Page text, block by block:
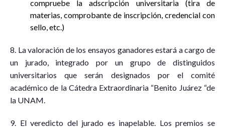
compruebe la adscripción universitaria (tira de
materias, comprobante de inscripción, credencial con
sello, etc.)
8. La valoración de los ensayos ganadores estará a cargo de
un jurado, integrado por un grupo de distinguidos
universitarios que serán designados por el comité
académico de la Cátedra Extraordinaria “Benito Juárez “de
la UNAM.
9. El veredicto del jurado es inapelable. Los premios se